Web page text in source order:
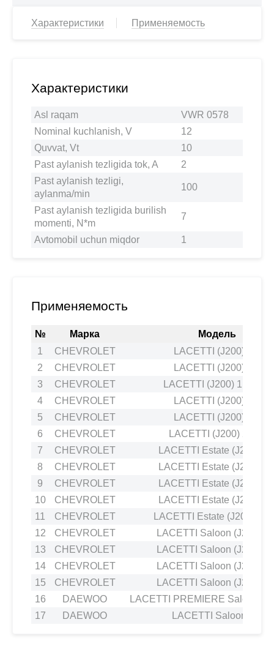
Характеристики Применяемость
Характеристики
Asl raqam
VWR 0578
Nominal kuchlanish, V
12
Quvvat, Vt
10
Past aylanish tezligida tok, A
2
Past aylanish tezligi,
aylanma/min
100
Past aylanish tezligida burilish
momenti, N*m
7
Avtomobil uchun miqdor 1
Применяемость
№ Марка
Модель
1
CHEVROLET
LACETTI (J200) 1.8
2
CHEVROLET
LACETTI (J200) 1.8
3
CHEVROLET
LACETTI (J200) 1.4 16V
4
CHEVROLET
LACETTI (J200) 1.8
5
CHEVROLET
LACETTI (J200) 1.6
6
CHEVROLET
LACETTI (J200) 2.0 D
7
CHEVROLET
LACETTI Estate (J200)
8
CHEVROLET
LACETTI Estate (J200)
9
CHEVROLET
LACETTI Estate (J200)
10
CHEVROLET
LACETTI Estate (J200)
11
CHEVROLET
LACETTI Estate (J200) 2.0
12
CHEVROLET
LACETTI Saloon (J200)
13
CHEVROLET
LACETTI Saloon (J200)
14
CHEVROLET
LACETTI Saloon (J200)
15
CHEVROLET
LACETTI Saloon (J200)
16
DAEWOO
LACETTI PREMIERE Saloon
17
DAEWOO LACETTI Saloon 1.6